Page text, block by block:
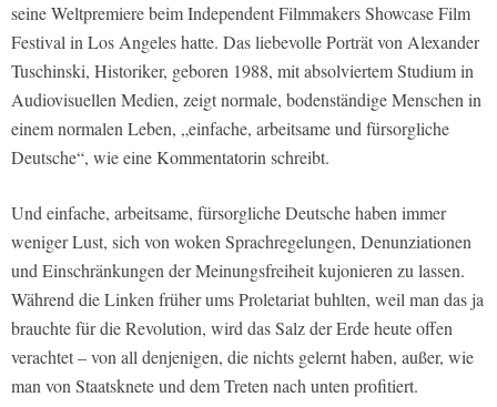
seine Weltpremiere beim Independent Filmmakers Showcase Film
Festival in Los Angeles hatte. Das liebevolle Porträt von Alexander
Tuschinski, Historiker, geboren 1988, mit absolviertem Studium in
Audiovisuellen Medien, zeigt normale, bodenständige Menschen in
einem normalen Leben, „einfache, arbeitsame und fürsorgliche
Deutsche“, wie eine Kommentatorin schreibt.
Und einfache, arbeitsame, fürsorgliche Deutsche haben immer
weniger Lust, sich von woken Sprachregelungen, Denunziationen
und Einschränkungen der Meinungsfreiheit kujonieren zu lassen.
Während die Linken früher ums Proletariat buhlten, weil man das ja
brauchte für die Revolution, wird das Salz der Erde heute offen
verachtet – von all denjenigen, die nichts gelernt haben, außer, wie
man von Staatsknete und dem Treten nach unten profitiert.